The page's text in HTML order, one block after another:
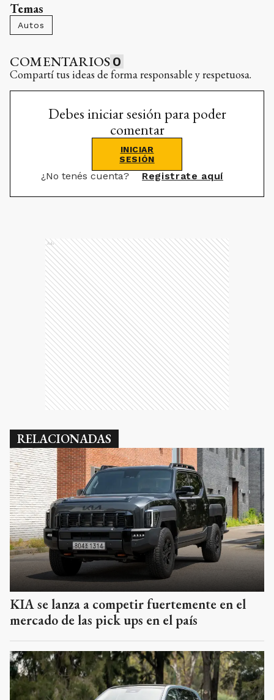
Temas
Autos
COMENTARIOS 0
Compartí tus ideas de forma responsable y respetuosa.
Debes iniciar sesión para poder
comentar
INICIAR
SESIÓN
¿No tenés cuenta? Registrate aquí
Ads
RELACIONADAS
KIA se lanza a competir fuertemente en el
mercado de las pick ups en el país